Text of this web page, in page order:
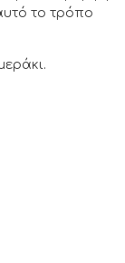
το τρόπο